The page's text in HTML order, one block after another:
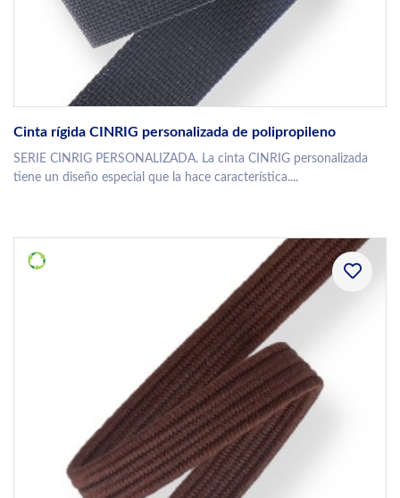
Cinta rígida CINRIG personalizada de polipropileno
SERIE CINRIG PERSONALIZADA. La cinta CINRIG personalizada
tiene un diseño especial que la hace característica....